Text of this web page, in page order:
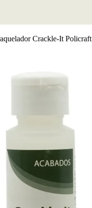
Crackle-It Policraft